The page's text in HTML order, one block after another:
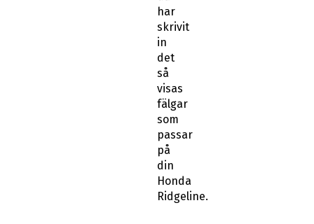
har
skrivit
in
det
så
visas
fälgar
som
passar
på
din
Honda
Ridgeline.